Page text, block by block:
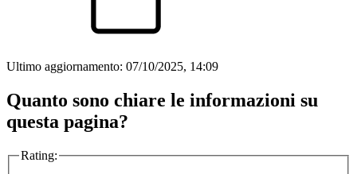
Ultimo aggiornamento: 07/10/2025, 14:09
Quanto sono chiare le informazioni su
questa pagina?
Rating: